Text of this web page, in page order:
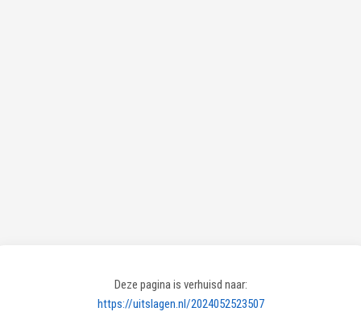
Deze pagina is verhuisd naar:
https://uitslagen.nl/2024052523507